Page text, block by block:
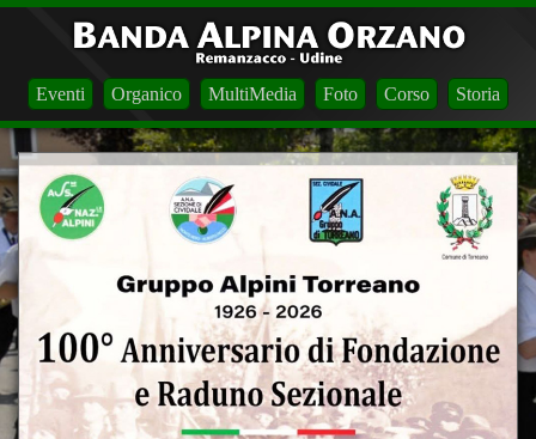
Eventi Organico MultiMedia Foto Corso Storia